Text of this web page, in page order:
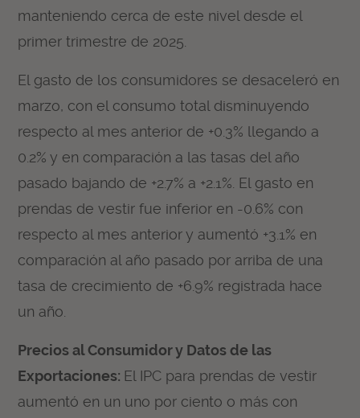
manteniendo cerca de este nivel desde el
primer trimestre de 2025.
El gasto de los consumidores se desaceleró en
marzo, con el consumo total disminuyendo
respecto al mes anterior de +0.3% llegando a
0.2% y en comparación a las tasas del año
pasado bajando de +2.7% a +2.1%. El gasto en
prendas de vestir fue inferior en -0.6% con
respecto al mes anterior y aumentó +3.1% en
comparación al año pasado por arriba de una
tasa de crecimiento de +6.9% registrada hace
un año.
Precios al Consumidor y Datos de las
Exportaciones: El IPC para prendas de vestir
aumentó en un uno por ciento o más con